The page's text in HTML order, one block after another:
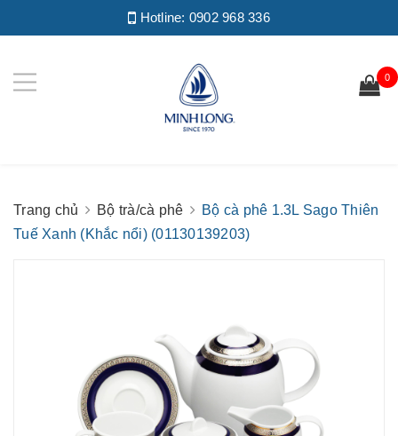
Hotline: 0902 968 336
0
Trang chủ Bộ trà/cà phê
Bộ cà phê 1.3L Sago Thiên
Tuế Xanh (Khắc nổi) (01130139203)